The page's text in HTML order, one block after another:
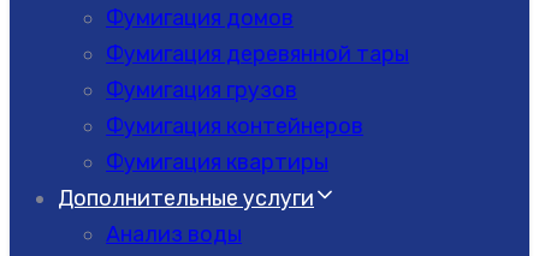
Фумигация домов
Фумигация деревянной тары
Фумигация грузов
Фумигация контейнеров
Фумигация квартиры
Дополнительные услуги
Анализ воды